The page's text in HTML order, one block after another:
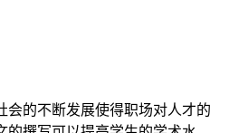
会的不断发展使得职场对人才的